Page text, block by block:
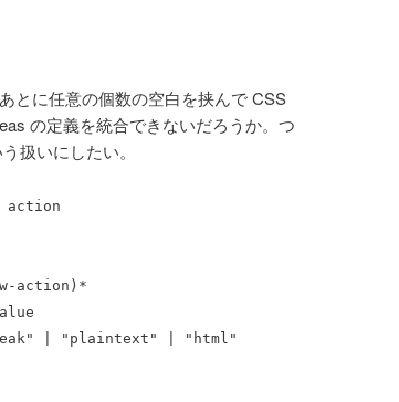
とに任意の個数の空白を挟んで CSS
の定義を統合できないだろうか。つ
扱いにしたい。
action
action)*
| "plaintext" | "html"